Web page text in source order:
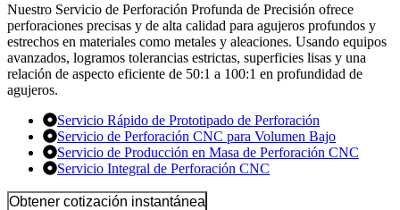
Nuestro Servicio de Perforación Profunda de Precisión ofrece
perforaciones precisas y de alta calidad para agujeros profundos y
estrechos en materiales como metales y aleaciones. Usando equipos
avanzados, logramos tolerancias estrictas, superficies lisas y una
relación de aspecto eficiente de 50:1 a 100:1 en profundidad de
agujeros.
Servicio Rápido de Prototipado de Perforación
Servicio de Perforación CNC para Volumen Bajo
Servicio de Producción en Masa de Perforación CNC
Servicio Integral de Perforación CNC
Obtener cotización instantánea